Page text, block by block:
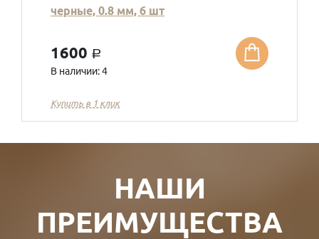
черные, 0.8 мм, 6 шт
1600 a
В наличии: 4
Купить в 1 клик
НАШИ
ПРЕИМУЩЕСТВА